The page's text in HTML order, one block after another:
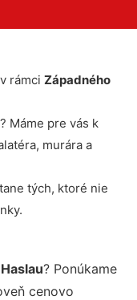
rámci Západného
Máme pre vás k
murára a
tých, ktoré nie
? Ponúkame
cenovo